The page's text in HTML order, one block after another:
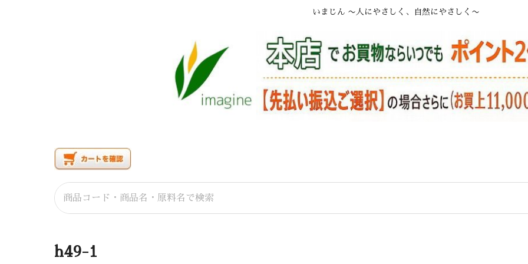
いまじん 〜人にやさしく、自然にやさしく〜
h49-1